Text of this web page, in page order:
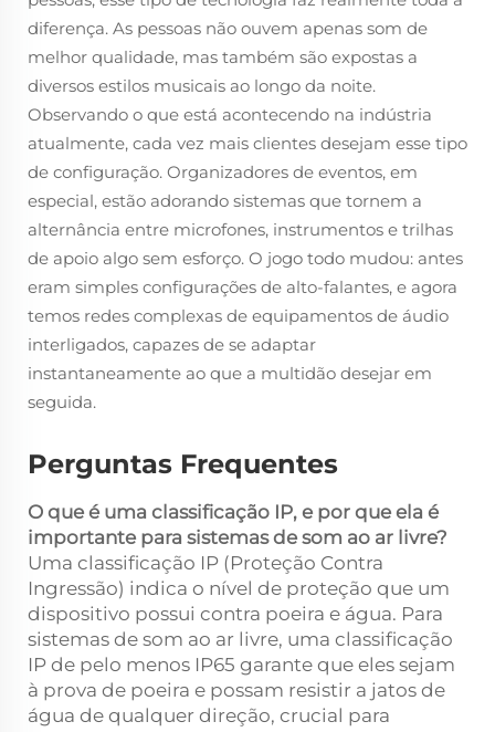
diferença. As pessoas não ouvem apenas som de
melhor qualidade, mas também são expostas a
diversos estilos musicais ao longo da noite.
Observando o que está acontecendo na indústria
atualmente, cada vez mais clientes desejam esse tipo
de configuração. Organizadores de eventos, em
especial, estão adorando sistemas que tornem a
alternância entre microfones, instrumentos e trilhas
de apoio algo sem esforço. O jogo todo mudou: antes
eram simples configurações de alto-falantes, e agora
temos redes complexas de equipamentos de áudio
interligados, capazes de se adaptar
instantaneamente ao que a multidão desejar em
seguida.
Perguntas Frequentes
O que é uma classificação IP, e por que ela é
importante para sistemas de som ao ar livre?
Uma classificação IP (Proteção Contra
Ingressão) indica o nível de proteção que um
dispositivo possui contra poeira e água. Para
sistemas de som ao ar livre, uma classificação
IP de pelo menos IP65 garante que eles sejam
à prova de poeira e possam resistir a jatos de
água de qualquer direção, crucial para